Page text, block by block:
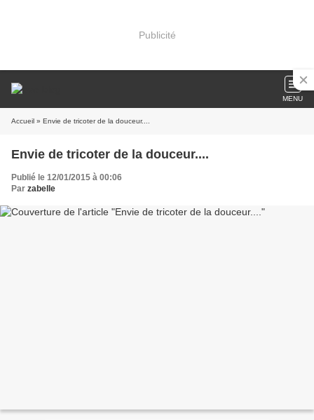
Publicité
MENU
Accueil » Envie de tricoter de la douceur....
Envie de tricoter de la douceur....
Publié le 12/01/2015 à 00:06
Par zabelle